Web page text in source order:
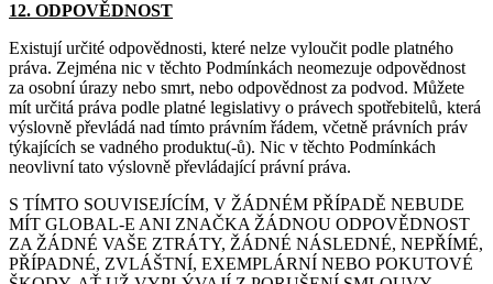
12. ODPOVĚDNOST
Existují určité odpovědnosti, které nelze vyloučit podle platného
práva. Zejména nic v těchto Podmínkách neomezuje odpovědnost
za osobní úrazy nebo smrt, nebo odpovědnost za podvod. Můžete
mít určitá práva podle platné legislativy o právech spotřebitelů, která
výslovně převládá nad tímto právním řádem, včetně právních práv
týkajících se vadného produktu(-ů). Nic v těchto Podmínkách
neovlivní tato výslovně převládající právní práva.
S TÍMTO SOUVISEJÍCÍM, V ŽÁDNÉM PŘÍPADĚ NEBUDE
MÍT GLOBAL-E ANI ZNAČKA ŽÁDNOU ODPOVĚDNOST
ZA ŽÁDNÉ VAŠE ZTRÁTY, ŽÁDNÉ NÁSLEDNÉ, NEPŘÍMÉ,
PŘÍPADNÉ, ZVLÁŠTNÍ, EXEMPLÁRNÍ NEBO POKUTOVÉ